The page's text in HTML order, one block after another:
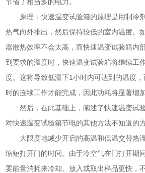
原理：快速温变试验箱的原理是用制冷
热气向外排出，然后保持较低的室内温度。
器散热效率不会太高，而快速温变试验箱内
到要求的温度时，快速温变试验箱将继续工
度。这将导致低温下1小时内可达到的温度
时的连续工作才能完成，因此功耗将显著增加
然后，在此基础上，阐述了快速温变试
对快速温变试验箱节电的其他方法不知道的
大限度地减少开启的高温和低温交替热
缩短打开门的时间。由于冷空气在门打开期
要能量消耗来冷却。放入或取出样品更快，